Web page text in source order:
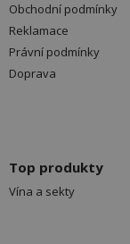
Obchodní podmínky
Reklamace
Právní podmínky
Doprava
Top produkty
Vína a sekty